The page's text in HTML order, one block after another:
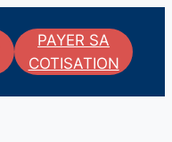
PAYER SA
COTISATION